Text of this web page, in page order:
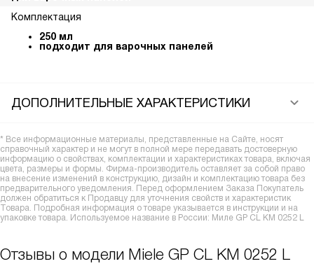
Комплектация
250 мл
подходит для варочных панелей
ДОПОЛНИТЕЛЬНЫЕ ХАРАКТЕРИСТИКИ
* Все информационные материалы, представленные на Сайте, носят
справочный характер и не могут в полной мере передавать достоверную
информацию о свойствах, комплектации и характеристиках товара, включая
цвета, размеры и формы. Фирма-производитель оставляет за собой право
на внесение изменений в конструкцию, дизайн и комплектацию товара без
предварительного уведомления. Перед оформлением Заказа Покупатель
должен обратиться к Продавцу для уточнения свойств и характеристик
Товара. Подробная информация о товаре указывается в инструкции и на
упаковке товара. Используемое название в России: Миле GP CL KM 0252 L
Отзывы о модели Miele GP CL KM 0252 L